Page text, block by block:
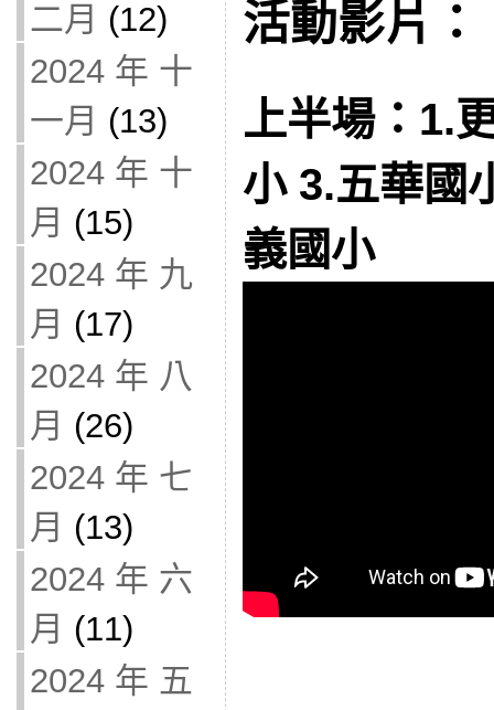
二月 (12)
2024 年 十
一月 (13)
2024 年 十
月 (15)
2024 年 九
月 (17)
2024 年 八
月 (26)
2024 年 七
月 (13)
2024 年 六
月 (11)
2024 年 五
活動影片：
上半場：1.
小 3.五華國
義國小